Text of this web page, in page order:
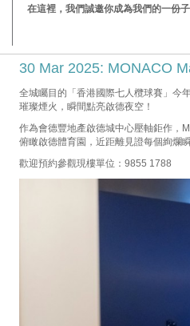
在這裡，我們誠邀你成為我們的一份
30 Mar 2025: MONACO
全城矚目的「香港國際七人欖球賽」今
璀璨煙火，瞬間點亮啟德夜空！
作為會德豐地產啟德城中心壓軸鉅作，
俯瞰啟德體育園，近距離見證每個絢爛瞬
歡迎預約參觀現樓單位：9855 1788